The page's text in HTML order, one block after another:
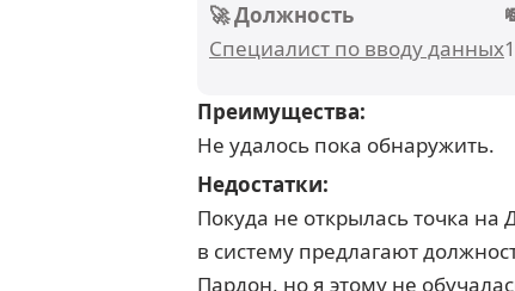
🚀 Должность
Специалист по вводу данных
Преимущества:
Не удалось пока обнаружить.
Недостатки:
Покуда не открылась точка
в систему предлагают
Пардон, но я этому не